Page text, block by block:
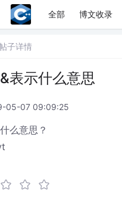
全部 博文收录
子详情
表示什么意思
05-07 09:09:25
么意思？